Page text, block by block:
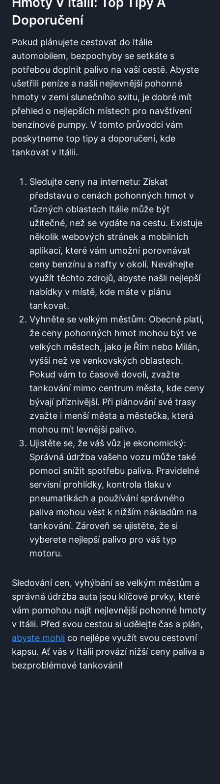
Doporučení
Pokud plánujete⁣ cestovat do Itálie
‌automobilem, bezpochyby se⁣ setkáte s
‌potřebou doplnit palivo na vaší cestě. Abyste
ušetřili ⁤peníze ⁣a našli nejlevnější pohonné
hmoty v zemi‍ slunečního svitu, je ⁣dobré mít
přehled o nejlepších místech pro navštívení
benzínové pumpy. V tomto průvodci vám
poskytneme top tipy a doporučení,⁤ kde
tankovat v Itálii.
Sledujte⁤ ceny na⁣ internetu: Získat
představu ‌o cenách⁢ pohonných hmot v
různých​ oblastech Itálie může být
užitečné, než se vydáte na⁢ cestu. Existuje
několik webových stránek a mobilních
aplikací, které vám umožní porovnávat
ceny benzínu a nafty v okolí. Neváhejte
využít těchto zdrojů, abyste našli nejlepší
nabídky v místě, ⁣kde máte v ⁤plánu
tankovat.
Vyhněte se velkým ​městům: Obecně platí,
že ceny pohonných hmot mohou být ve
velkých městech, ​jako je Řím nebo Milán,
vyšší než ve venkovských oblastech.
Pokud vám⁢ to časově‌ dovolí, zvažte
tankování mimo centrum města, kde ceny
⁢bývají⁤ příznivější. Při plánování ⁣své trasy⁣
zvažte‍ i menší města a městečka, která
mohou mít ⁢levnější palivo.
Ujistěte se, že váš ‍vůz je ekonomický:
Správná údržba vašeho vozu může také
pomoci snížit spotřebu ​paliva. Pravidelné
servisní prohlídky, kontrola tlaku v
pneumatikách a používání správného ​
paliva mohou vést k ⁤nižším nákladům ‌na
tankování.​ Zároveň se⁤ ujistěte, že ​si
‌vyberete nejlepší palivo pro váš typ
‍motoru.
Sledování cen, vyhýbání se velkým ⁢městům a
správná údržba auta jsou klíčové prvky, které
vám pomohou najít‌ nejlevnější pohonné ‍hmoty
⁣v Itálii. Před svou ⁢cestou si udělejte čas a plán,
abyste mohli co nejlépe využít svou cestovní
kapsu. Ať vás⁢ v Itálii ‌provází nižší ceny paliva⁢ a
⁢bezproblémové tankování!